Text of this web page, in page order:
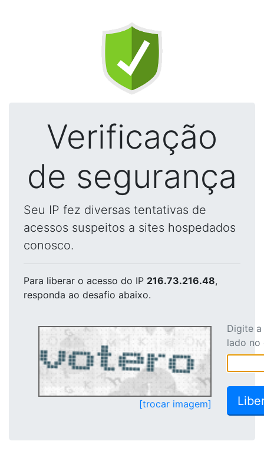
Verificação
de segurança
Seu IP fez diversas tentativas de
acessos suspeitos a sites hospedados
conosco.
Para liberar o acesso do IP 216.73.216.48,
responda ao desafio abaixo.
[trocar imagem]
Digite
lado no